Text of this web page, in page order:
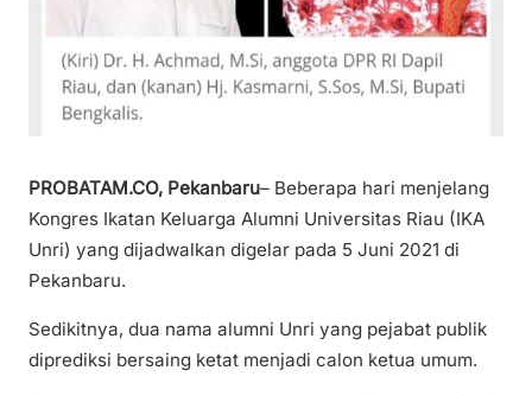
PROBATAM.CO, Pekanbaru– Beberapa hari menjelang
Kongres Ikatan Keluarga Alumni Universitas Riau (IKA
Unri) yang dijadwalkan digelar pada 5 Juni 2021 di
Pekanbaru.
Sedikitnya, dua nama alumni Unri yang pejabat publik
diprediksi bersaing ketat menjadi calon ketua umum.